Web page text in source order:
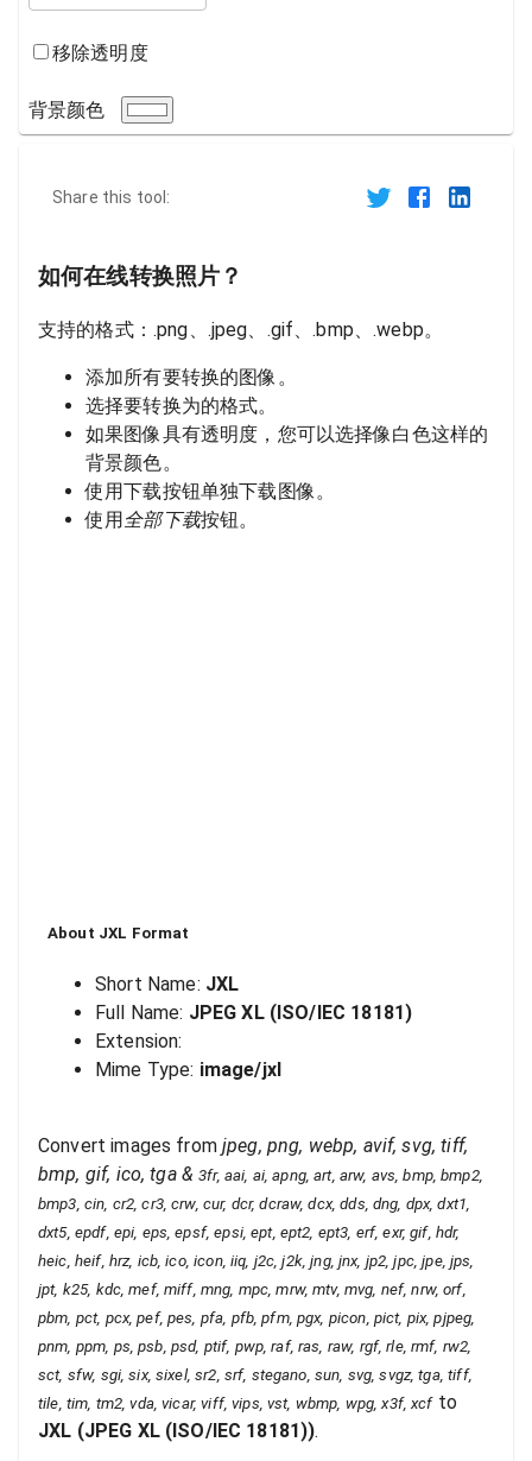
移除透明度
背景颜色
Share this tool:
如何在线转换照片？
支持的格式：.png、.jpeg、.gif、.bmp、.webp。
添加所有要转换的图像。
选择要转换为的格式。
如果图像具有透明度，您可以选择像白色这样的
背景颜色。
使用下载按钮单独下载图像。
使用全部下载按钮。
About JXL Format
Short Name: JXL
Full Name: JPEG XL (ISO/IEC 18181)
Extension:
Mime Type: image/jxl
Convert images fromjpeg, png, webp, avif, svg, tiff,
bmp, gif, ico, tga&3fr, aai, ai, apng, art, arw, avs, bmp, bmp2,
bmp3, cin, cr2, cr3, crw, cur, dcr, dcraw, dcx, dds, dng, dpx, dxt1,
dxt5, epdf, epi, eps, epsf, epsi, ept, ept2, ept3, erf, exr, gif, hdr,
heic, heif, hrz, icb, ico, icon, iiq, j2c, j2k, jng, jnx, jp2, jpc, jpe, jps,
jpt, k25, kdc, mef, miff, mng, mpc, mrw, mtv, mvg, nef, nrw, orf,
pbm, pct, pcx, pef, pes, pfa, pfb, pfm, pgx, picon, pict, pix, pjpeg,
pnm, ppm, ps, psb, psd, ptif, pwp, raf, ras, raw, rgf, rle, rmf, rw2,
sct, sfw, sgi, six, sixel, sr2, srf, stegano, sun, svg, svgz, tga, tiff,
tile, tim, tm2, vda, vicar, viff, vips, vst, wbmp, wpg, x3f, xcfto
JXL (JPEG XL (ISO/IEC 18181)).